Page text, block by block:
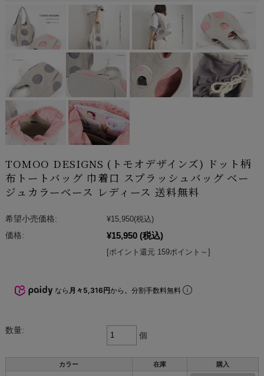
TOMOO DESIGNS (トモオデザインズ) ドット柄
布トートバッグ 巾着口 スプラッシュバッグ ベー
ジュカラーベース レディース 送料無料
希望小売価格: ¥15,950(税込)
価格:
¥15,950 (税込)
[ポイント還元 159ポイント～]
なら 月々5,316円から。分割手数料無料
数量:
個
カラー 在庫 購入